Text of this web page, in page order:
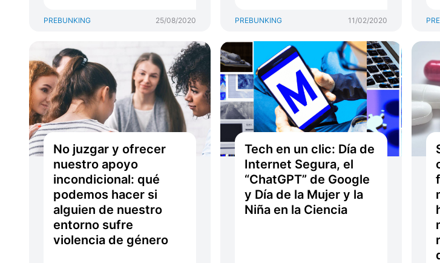
PREBUNKING 25/08/2020 PREBUNKING 11/02/2020
No juzgar y ofrecer
nuestro apoyo
incondicional: qué
podemos hacer si
alguien de nuestro
entorno sufre
violencia de género
Tech en un clic: Día de
Internet Segura, el
“ChatGPT” de Google
y Día de la Mujer y la
Niña en la Ciencia